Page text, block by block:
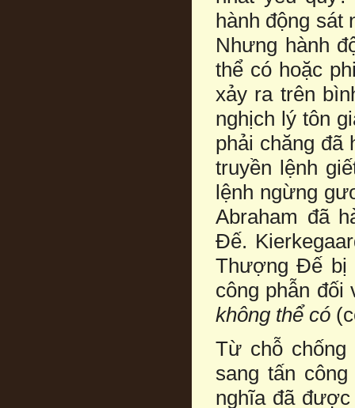
hành động sát
Nhưng hành
thể có hoặc
xảy ra trên
nghịch lý tôn
phải chăng đã
truyền lệnh
lệnh ngừng
Abraham đã
Đế.
Thượng Đế bị
công phẫn
không thể có
Từ chỗ chống
sang tấn
nghĩa đã